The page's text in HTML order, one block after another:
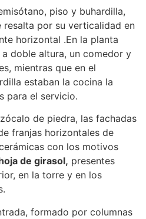
piso y buhardilla,
por su verticalidad en
horizontal .En la planta
doble altura, un comedor y
mientras que en el
estaban la cocina la
para el servicio.
de piedra, las fachadas
franjas horizontales de
con los motivos
de girasol, presentes
en la torre y en los
formado por columnas